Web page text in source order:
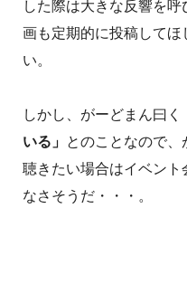
した際は大きな反響を
画も定期的に投稿して
い。
しかし、がーどまん曰く
いる」 とのことなので、
聴きたい場合はイベン
なさそうだ・・・。